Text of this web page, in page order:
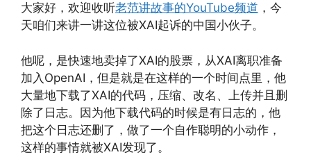
大家好，欢迎收听老范讲故事的YouTube频道 ，今
天咱们来讲一讲这位被XAI起诉的中国小伙子。
他呢，是快速地卖掉了XAI的股票，从XAI离职准备
加入OpenAI，但是就是在这样的一个时间点里，他
大量地下载了XAI的代码，压缩、改名、上传并且删
除了日志。因为他下载代码的时候是有日志的，他
把这个日志还删了，做了一个自作聪明的小动作，
这样的事情就被XAI发现了。